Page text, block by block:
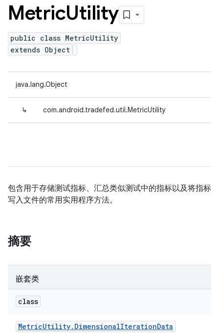
MetricUtility
public class MetricUtility
extends Object
java.lang.Object
↳ com.android.tradefed.util.MetricUtility
包含用于存储测试指标、汇总类似测试中的指标以及将指标
写入文件的常用实用程序方法。
摘要
嵌套类
class
MetricUtility. DimensionalIterationData